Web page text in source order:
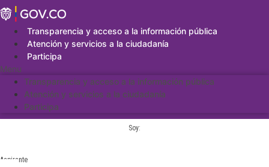
Saltar
al
contenidoTransparencia y acceso a la información pública
Atención y servicios a la ciudadanía
Participa
Menu
Transparencia y acceso a la información pública
Atención y servicios a la ciudadanía
Participa
Soy:
Aspirante